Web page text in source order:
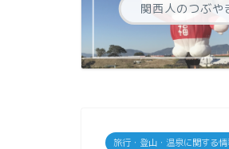
関西人のつぶや
旅行・登山・温泉に関する